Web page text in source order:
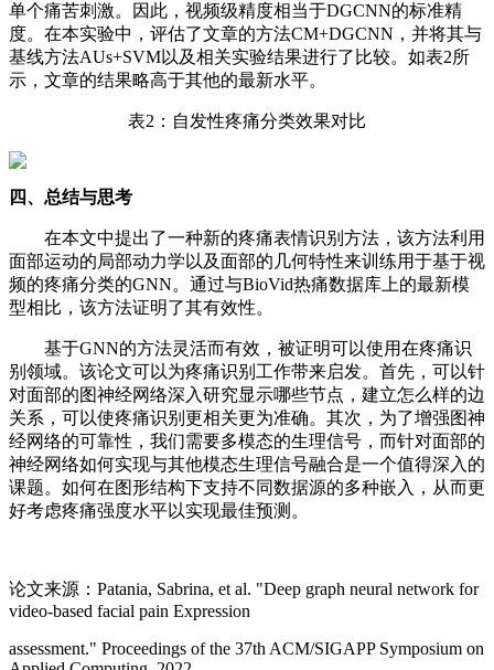
单个痛苦刺激。因此，视频级精度相当于DGCNN的标准精
度。在本实验中，评估了文章的方法CM+DGCNN，并将其与
基线方法AUs+SVM以及相关实验结果进行了比较。如表2所
示，文章的结果略高于其他的最新水平。
表2：自发性疼痛分类效果对比
四、总结与思考
在本文中提出了一种新的疼痛表情识别方法，该方法利用
面部运动的局部动力学以及面部的几何特性来训练用于基于视
频的疼痛分类的GNN。通过与BioVid热痛数据库上的最新模
型相比，该方法证明了其有效性。
基于GNN的方法灵活而有效，被证明可以使用在疼痛识
别领域。该论文可以为疼痛识别工作带来启发。首先，可以针
对面部的图神经网络深入研究显示哪些节点，建立怎么样的边
关系，可以使疼痛识别更相关更为准确。其次，为了增强图神
经网络的可靠性，我们需要多模态的生理信号，而针对面部的
神经网络如何实现与其他模态生理信号融合是一个值得深入的
课题。如何在图形结构下支持不同数据源的多种嵌入，从而更
好考虑疼痛强度水平以实现最佳预测。
论文来源：Patania, Sabrina, et al. "Deep graph neural network for
video-based facial pain Expression
assessment." Proceedings of the 37th ACM/SIGAPP Symposium on